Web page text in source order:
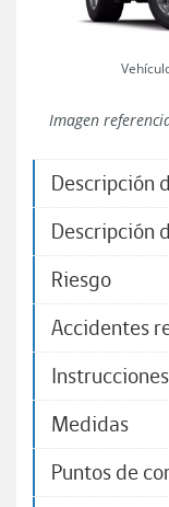
Imagen
Descripción
Descripción
Riesgo
Accidentes
Instrucciones​
Medidas
Puntos de